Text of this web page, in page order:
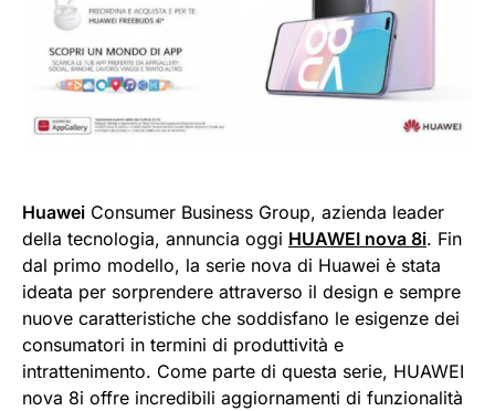
Huawei Consumer Business Group, azienda leader
della tecnologia, annuncia oggi HUAWEI nova 8i. Fin
dal primo modello, la serie nova di Huawei è stata
ideata per sorprendere attraverso il design e sempre
nuove caratteristiche che soddisfano le esigenze dei
consumatori in termini di produttività e
intrattenimento. Come parte di questa serie, HUAWEI
nova 8i offre incredibili aggiornamenti di funzionalità